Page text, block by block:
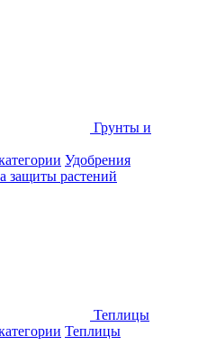
Грунты и
Удобрения
защиты растений
Теплицы
Теплицы